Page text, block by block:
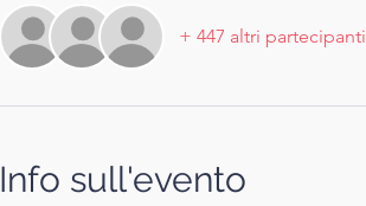
+ 447 altri partecipanti
Info sull'evento